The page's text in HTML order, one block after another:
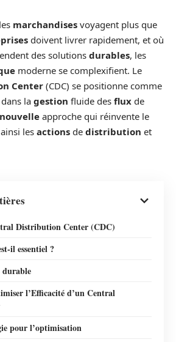
marchandises voyagent plus que
doivent livrer rapidement, et où
des solutions durables, les
moderne se complexifient. Le
Center (CDC) se positionne comme
la gestion fluide des flux de
nouvelle approche qui réinvente le
lesactions de distribution et
Distribution Center (CDC)
il essentiel ?
durable
l’Efficacité d’un Central
pour l’optimisation